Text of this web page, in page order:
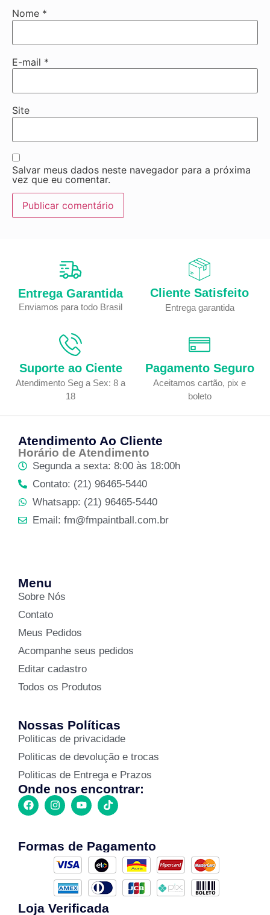
Nome *
E-mail *
Site
Salvar meus dados neste navegador para a próxima
vez que eu comentar.
Entrega Garantida
Enviamos para todo Brasil
Cliente Satisfeito
Entrega garantida
Suporte ao Ciente
Atendimento Seg a Sex: 8 a
18
Pagamento Seguro
Aceitamos cartão, pix e
boleto
Atendimento Ao Cliente
Horário de Atendimento
Segunda a sexta: 8:00 às 18:00h
Contato: (21) 96465-5440
Whatsapp: (21) 96465-5440
Email: fm@fmpaintball.com.br
Menu
Sobre Nós
Contato
Meus Pedidos
Acompanhe seus pedidos
Editar cadastro
Todos os Produtos
Nossas Políticas
Politicas de privacidade
Politicas de devolução e trocas
Politicas de Entrega e Prazos
Onde nos encontrar:
Formas de Pagamento
Loja Verificada